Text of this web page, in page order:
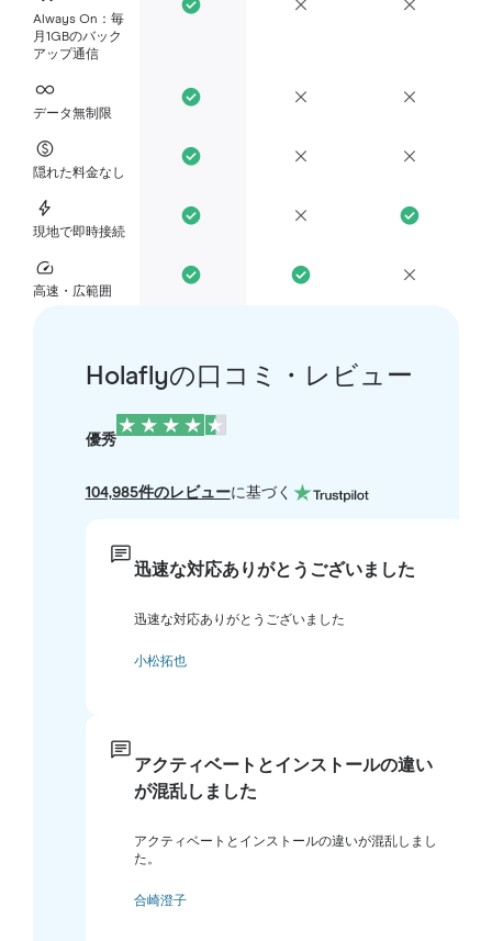
Always On：毎
月1GBのバック
アップ通信
データ無制限
隠れた料金なし
現地で即時接続
高速・広範囲
Holaflyの口コミ・レビュー
優秀
104,985件のレビューに基づく
迅速な対応ありがとうございました
迅速な対応ありがとうございました
小松拓也
アクティベートとインストールの違い
が混乱しました
アクティベートとインストールの違いが混乱しまし
た。
合崎澄子